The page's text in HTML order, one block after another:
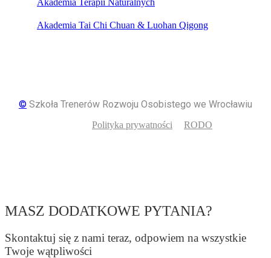
Akademia Terapii Naturalnych
Akademia Tai Chi Chuan & Luohan Qigong
© Szkoła Trenerów Rozwoju Osobistego we Wrocławiu
Polityka prywatności RODO
MASZ DODATKOWE PYTANIA?
Skontaktuj się z nami teraz, odpowiem na wszystkie
Twoje wątpliwości